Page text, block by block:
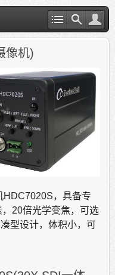
像机)
HDC7020S，具备专
20倍光学变焦，可选
型设计，体积小，可